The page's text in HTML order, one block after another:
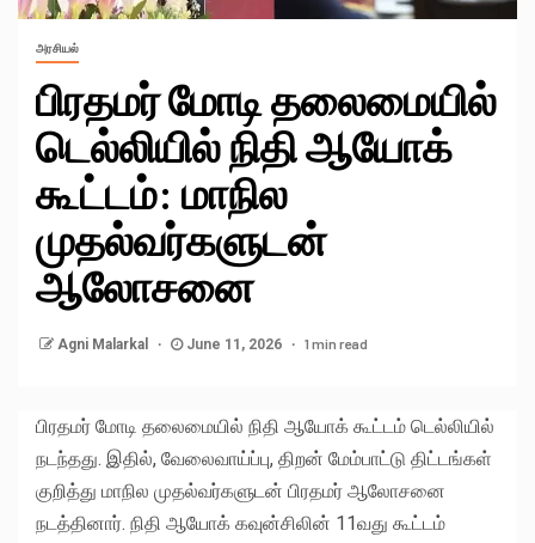
அரசியல்
பிரதமர் மோடி தலைமையில்
டெல்லியில் நிதி ஆயோக்
கூட்டம்: மாநில
முதல்வர்களுடன்
ஆலோசனை
Agni Malarkal June 11, 2026 1 min read
பிரதமர் மோடி தலைமையில் நிதி ஆயோக் கூட்டம் டெல்லியில்
நடந்தது. இதில், வேலைவாய்ப்பு, திறன் மேம்பாட்டு திட்டங்கள்
குறித்து மாநில முதல்வர்களுடன் பிரதமர் ஆலோசனை
நடத்தினார். நிதி ஆயோக் கவுன்சிலின் 11வது கூட்டம்